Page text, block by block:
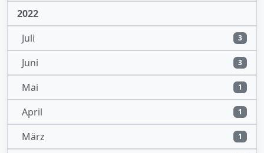
2022
Juli
3
Juni 3
Mai 1
April 1
März 1